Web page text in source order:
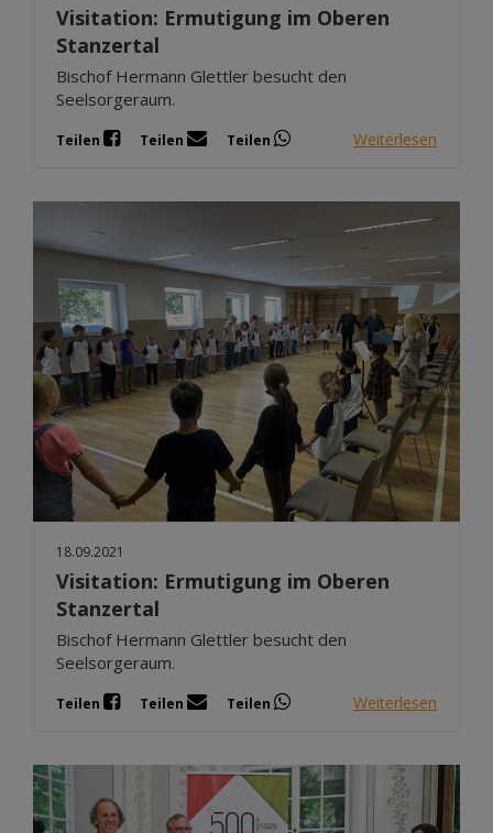
Visitation: Ermutigung im Oberen
Stanzertal
Bischof Hermann Glettler besucht den
Seelsorgeraum.
Teilen Teilen Teilen Weiterlesen
18.09.2021
Visitation: Ermutigung im Oberen
Stanzertal
Bischof Hermann Glettler besucht den
Seelsorgeraum.
Teilen Teilen Teilen Weiterlesen